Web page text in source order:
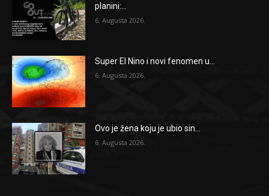
planini:...
6. Augusta 2026.
Super El Nino i novi fenomen u...
6. Augusta 2026.
Ovo je žena koju je ubio sin...
6. Augusta 2026.